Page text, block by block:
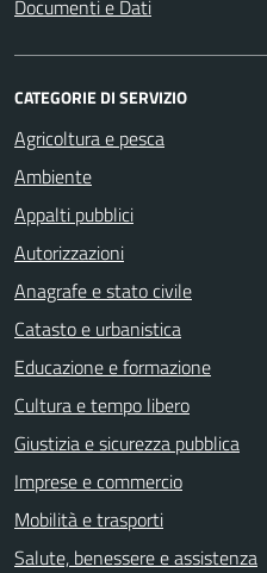
Documenti e Dati
CATEGORIE DI SERVIZIO
Agricoltura e pesca
Ambiente
Appalti pubblici
Autorizzazioni
Anagrafe e stato civile
Catasto e urbanistica
Educazione e formazione
Cultura e tempo libero
Giustizia e sicurezza pubblica
Imprese e commercio
Mobilità e trasporti
Salute, benessere e assistenza